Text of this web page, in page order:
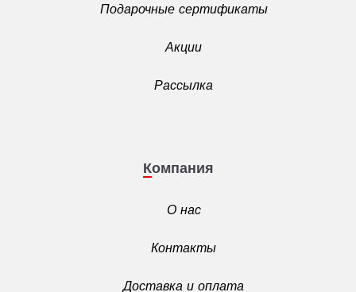
Подарочные сертификаты
Акции
Рассылка
Компания
О нас
Контакты
Доставка и оплата